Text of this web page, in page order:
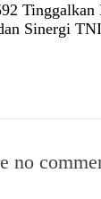
Tinggalkan
Sinergi
no